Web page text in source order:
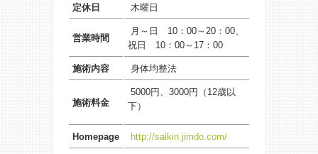
定休日 木曜日
営業時間
月～日 10：00～20：00、
祝日 10：00～17：00
施術内容 身体均整法
施術料金
5000円、3000円（12歳以
下）
Homepage http://saikin.jimdo.com/